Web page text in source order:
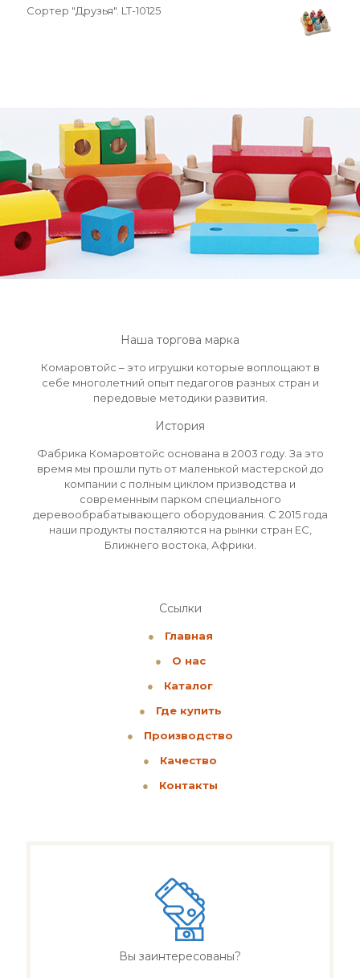
Сортер "Друзья". LT-10125
Наша торгова марка
Комаровтойс – это игрушки которые воплощают в
себе многолетний опыт педагогов разных стран и
передовые методики развития.
История
Фабрика Комаровтойс основана в 2003 году. За это
время мы прошли путь от маленькой мастерской до
компании с полным циклом призводства и
современным парком специального
деревообрабатывающего оборудования. С 2015 года
наши продукты посталяются на рынки стран ЕС,
Ближнего востока, Африки.
Ссылки
●
Главная
●
О нас
●
Каталог
●
Где купить
●
Производство
●
Качество
●
Контакты
Вы заинтересованы?